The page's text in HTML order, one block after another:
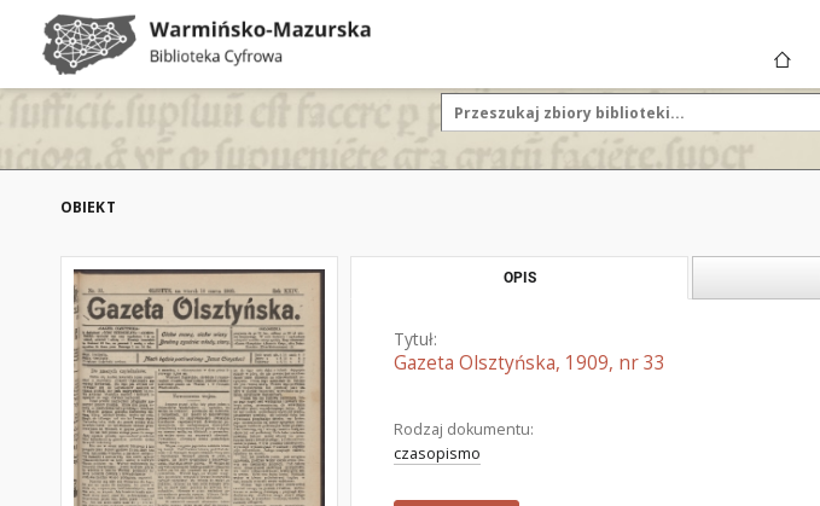
OBIEKT
OPIS
Tytuł:
Gazeta Olsztyńska, 1909, nr 33
Rodzaj dokumentu:
czasopismo